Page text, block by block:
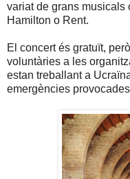
variat de grans musicals
Hamilton o Rent.
El concert és gratuït,
voluntàries a les
estan treballant a
emergències